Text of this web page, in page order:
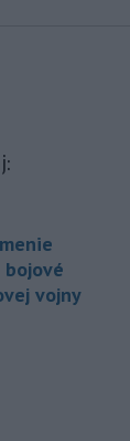
bojové
vojny